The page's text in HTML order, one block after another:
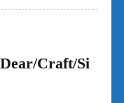
Craft/Si